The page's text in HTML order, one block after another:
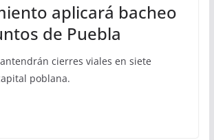
aplicará bacheo
de Puebla
cierres viales en siete
poblana.